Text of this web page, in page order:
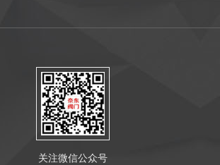
关注微信公众号